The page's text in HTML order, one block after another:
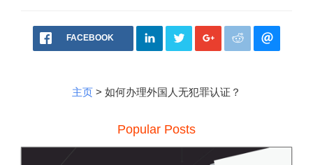
FACEBOOK
主页 > 如何办理外国人无犯罪认证？
Popular Posts